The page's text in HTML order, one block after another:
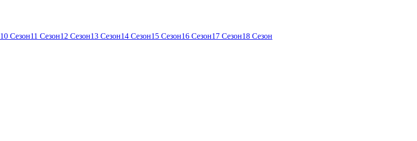
10 Сезон11 Сезон12 Сезон13 Сезон14 Сезон15 Сезон16 Сезон17 Сезон18 Сезон